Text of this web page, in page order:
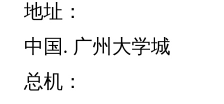
地址：
中国. 广州大学城
总机：